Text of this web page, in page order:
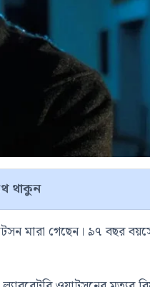
থাকুন
মারা গেছেন। ৯৭ বছর